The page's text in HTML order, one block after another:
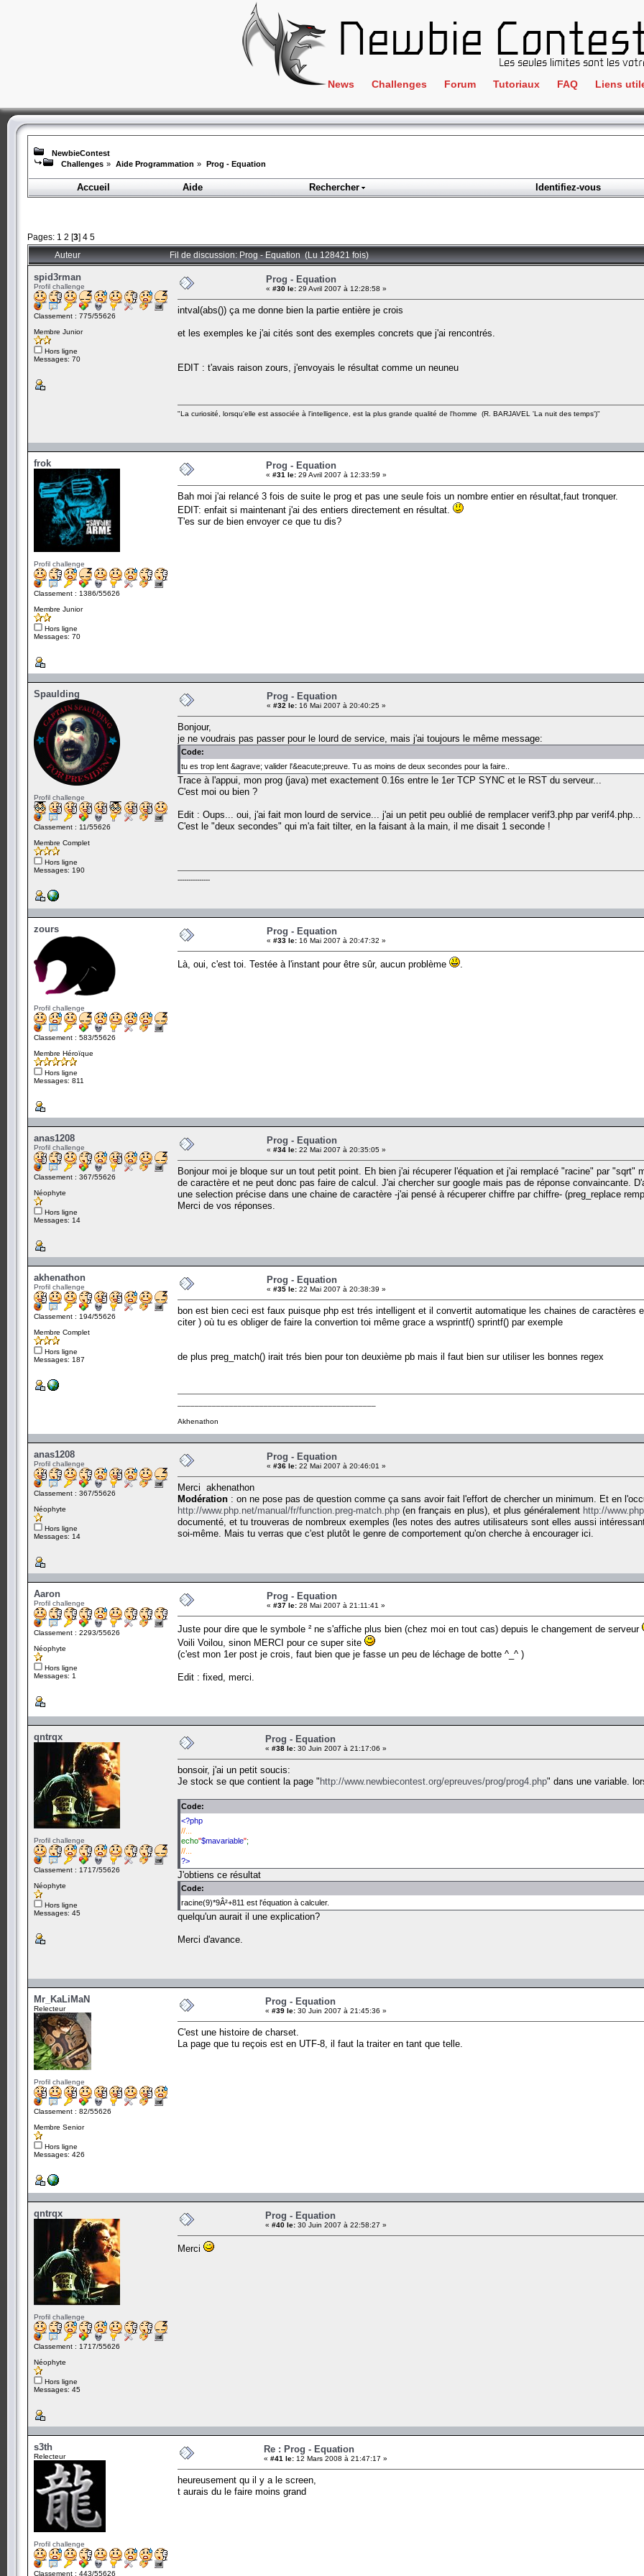
News Challenges
Crackme
ClientSide
Forensics
Programmation
Wargame
Forum Tutoriaux FAQ Liens
IRC
NewbieContest
Challenges » Aide Programmation » Prog - Equation
Accueil
Aide Rechercher Identifiez-vous
Pages: 1 2 [3] 4 5
Auteur Fil de discussion: Prog - Equation (Lu 128421 fois)
spid3rman
Profil challenge
Classement : 775/55626
Membre Junior
Hors ligne
Messages: 70
Prog - Equation
« #30 le: 29 Avril 2007 à 12:28:58 »
intval(abs()) ça me donne bien la partie entière je crois
et les exemples ke j'ai cités sont des exemples concrets que j'ai rencontrés.
EDIT : t'avais raison zours, j'envoyais le résultat comme un neuneu
"La curiosité, lorsqu'elle est associée à l'intelligence, est la plus grande qualité de l'homme (R. BARJAVEL 'La nuit des temps')"
frok
Profil challenge
Classement : 1386/55626
Membre Junior
Hors ligne
Messages: 70
Prog - Equation
« #31 le: 29 Avril 2007 à 12:33:59 »
Bah moi j'ai relancé 3 fois de suite le prog et pas une seule fois un nombre entier en résultat,faut tronquer.
EDIT: enfait si maintenant j'ai des entiers directement en résultat.
T'es sur de bien envoyer ce que tu dis?
Spaulding
Profil challenge
Classement : 11/55626
Membre Complet
Hors ligne
Messages: 190
Prog - Equation
« #32 le: 16 Mai 2007 à 20:40:25 »
Bonjour,
je ne voudrais pas passer pour le lourd de service, mais j'ai toujours le même message:
Code:
tu es trop lent &agrave; valider l'&eacute;preuve. Tu as moins de deux secondes pour la faire..
Trace à l'appui, mon prog (java) met exactement 0.16s entre le 1er TCP SYNC et le RST du serveur...
C'est moi ou bien ?
Edit : Oups... oui, j'ai fait mon lourd de service... j'ai un petit peu oublié de remplacer verif3.php par verif4.php...
C'est le "deux secondes" qui m'a fait tilter, en la faisant à la main, il me disait 1 seconde !
---------------
zours
Profil challenge
Classement : 583/55626
Membre Héroïque
Hors ligne
Messages: 811
Prog - Equation
« #33 le: 16 Mai 2007 à 20:47:32 »
Là, oui, c'est toi. Testée à l'instant pour être sûr, aucun problème
anas1208
Profil challenge
Classement : 367/55626
Néophyte
Hors ligne
Messages: 14
Prog - Equation
« #34 le: 22 Mai 2007 à 20:35:05 »
Bonjour moi je bloque sur un tout petit point. Eh bien j'ai récuperer l'équation et j'ai remplacé "racine" par
de caractère et ne peut donc pas faire de calcul. J'ai chercher sur google mais pas de réponse convaincante.
une selection précise dans une chaine de caractère -j'ai pensé à récuperer chiffre par chiffre- (preg_replace
Merci de vos réponses.
akhenathon
Profil challenge
Classement : 194/55626
Membre Complet
Hors ligne
Messages: 187
Prog - Equation
« #35 le: 22 Mai 2007 à 20:38:39 »
bon est bien ceci est faux puisque php est trés intelligent et il convertit automatique les chaines de
citer ) où tu es obliger de faire la convertion toi même grace a wsprintf() sprintf() par exemple
de plus preg_match() irait trés bien pour ton deuxième pb mais il faut bien sur utiliser les bonnes regex
Akhenathon
anas1208
Profil challenge
Classement : 367/55626
Néophyte
Hors ligne
Messages: 14
Prog - Equation
« #36 le: 22 Mai 2007 à 20:46:01 »
Merci akhenathon
Modération : on ne pose pas de question comme ça sans avoir fait l'effort de chercher un minimum. Et en
http://www.php.net/manual/fr/function.preg-match.php (en français en plus), et plus généralement http://
documenté, et tu trouveras de nombreux exemples (les notes des autres utilisateurs sont elles aussi
soi-même. Mais tu verras que c'est plutôt le genre de comportement qu'on cherche à encourager ici.
Aaron
Profil challenge
Classement : 2293/55626
Néophyte
Hors ligne
Messages: 1
Prog - Equation
« #37 le: 28 Mai 2007 à 21:11:41 »
Juste pour dire que le symbole ² ne s'affiche plus bien (chez moi en tout cas) depuis le changement de serveur
Voili Voilou, sinon MERCI pour ce super site
(c'est mon 1er post je crois, faut bien que je fasse un peu de léchage de botte ^_^ )
Edit : fixed, merci.
qntrqx
Profil challenge
Classement : 1717/55626
Néophyte
Hors ligne
Messages: 45
Prog - Equation
« #38 le: 30 Juin 2007 à 21:17:06 »
bonsoir, j'ai un petit soucis:
Je stock se que contient la page " http://www.newbiecontest.org/epreuves/prog/prog4.php" dans une variable.
Code:
<?php
//...
echo"$mavariable";
//...
?>
J'obtiens ce résultat
Code:
racine(9)*9Â²+811 est l'équation à calculer.
quelqu'un aurait il une explication?
Merci d'avance.
Mr_KaLiMaN
Relecteur
Profil challenge
Classement : 82/55626
Membre Senior
Hors ligne
Messages: 426
Prog - Equation
« #39 le: 30 Juin 2007 à 21:45:36 »
C'est une histoire de charset.
La page que tu reçois est en UTF-8, il faut la traiter en tant que telle.
qntrqx
Profil challenge
Classement : 1717/55626
Néophyte
Hors ligne
Messages: 45
Prog - Equation
« #40 le: 30 Juin 2007 à 22:58:27 »
Merci
s3th
Relecteur
Profil challenge
Classement : 443/55626
Re : Prog - Equation
« #41 le: 12 Mars 2008 à 21:47:17 »
heureusement qu il y a le screen,
t aurais du le faire moins grand